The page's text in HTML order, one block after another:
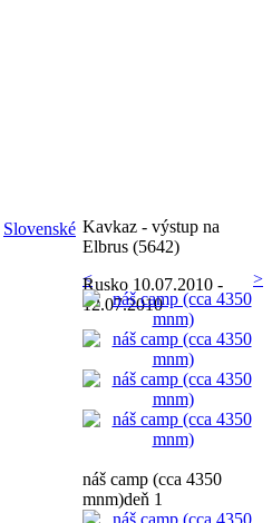
Slovenské Kavkaz - výstup na
Elbrus (5642)
Rusko 10.07.2010 -
12.07.2010
>
<
náš camp (cca 4350
mnm)deň 1